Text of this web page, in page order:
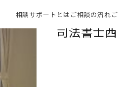
相談サポートとは ご相談の流れ
司法書士